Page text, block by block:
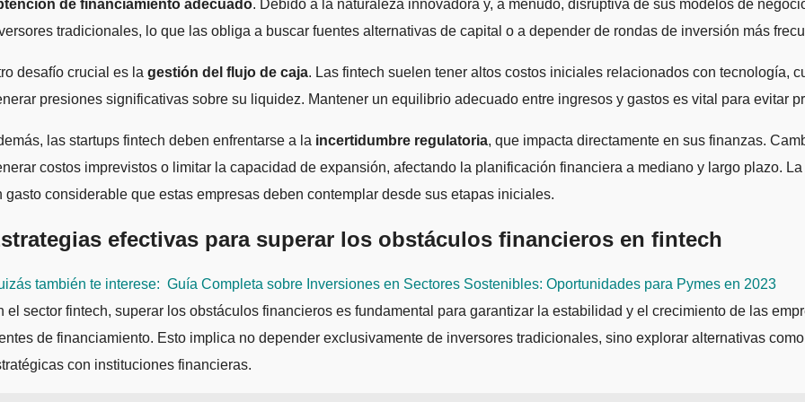
de financiamiento adecuado. Debido a la naturaleza innovadora y, a menudo, disruptiva de sus modelos de
tradicionales, lo que las obliga a buscar fuentes alternativas de capital o a depender de rondas de inversión más
desafío crucial es la gestión del flujo de caja. Las fintech suelen tener altos costos iniciales relacionados con tecnología,
presiones significativas sobre su liquidez. Mantener un equilibrio adecuado entre ingresos y gastos es vital para evitar
las startups fintech deben enfrentarse a la incertidumbre regulatoria, que impacta directamente en sus finanzas.
costos imprevistos o limitar la capacidad de expansión, afectando la planificación financiera a mediano y largo plazo.
gasto considerable que estas empresas deben contemplar desde sus etapas iniciales.
efectivas para superar los obstáculos financieros en fintech
también te interese: Guía Completa sobre Inversiones en Sectores Sostenibles: Oportunidades para Pymes en 2023
el sector fintech, superar los obstáculos financieros es fundamental para garantizar la estabilidad y el crecimiento de las
de financiamiento. Esto implica no depender exclusivamente de inversores tradicionales, sino explorar alternativas
con instituciones financieras.